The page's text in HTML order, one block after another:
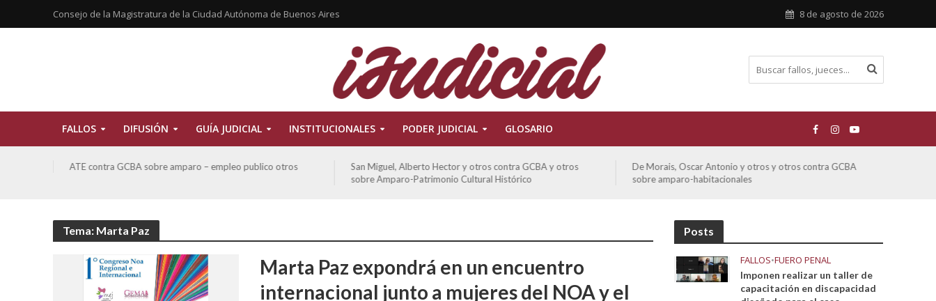
Consejo de la Magistratura de la Ciudad Autónoma de Buenos Aires 8 de agosto de 2026
FALLOS DIFUSIÓN GUÍA JUDICIAL INSTITUCIONALES PODER JUDICIAL GLOSARIO
San Miguel, Alberto Hector y otros contra GCBA y otros
De Morais, Oscar Antonio y otros y otros contra GCBA
sobre amparo-habitacionales
Ferreyra Pardo, Claudia Eva Edith y otros contra GCBA y
otros sobre amparo-ambiental
Tema: Marta Paz
Marta Paz expondrá en un encuentro
internacional junto a mujeres del NOA y el
Posts
FALLOS•FUERO PENAL
Imponen realizar un taller de
capacitación en discapacidad